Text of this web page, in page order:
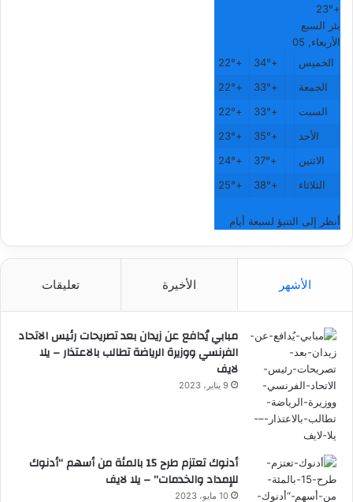
+
23°
بئر السبع
الأربعاء, 05
الخميس
+
34°
+
22°
الجمعة
+
33°
+
22°
السبت
+
33°
+
22°
الأحد
+
35°
+
23°
الاثنين
+
37°
+
24°
الثلاثاء
+
38°
+
25°
أنظر إلى التنبؤ لسبعة أيام
الأشهر الأخيرة تعليقات
مبابي يُدافع عن زيدان بعد تصريحات رئيس الاتحاد
الفرنسي ووزيرة الرياضة تطالب بالاعتذار – يلا
لايف
9 يناير، 2023
أدنوك تعتزم طرح 15 بالمئة من أسهم “أدنوك
للإمداد والخدمات” – يلا لايف
10 مايو، 2023